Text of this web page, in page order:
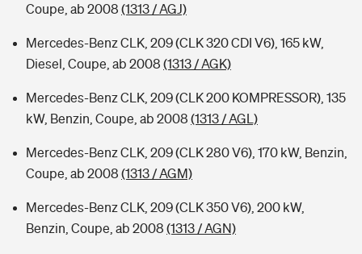
Coupe, ab 2008 (1313 / AGJ)
Mercedes-Benz CLK, 209 (CLK 320 CDI V6), 165 kW,
Diesel, Coupe, ab 2008 (1313 / AGK)
Mercedes-Benz CLK, 209 (CLK 200 KOMPRESSOR), 135
kW, Benzin, Coupe, ab 2008 (1313 / AGL)
Mercedes-Benz CLK, 209 (CLK 280 V6), 170 kW, Benzin,
Coupe, ab 2008 (1313 / AGM)
Mercedes-Benz CLK, 209 (CLK 350 V6), 200 kW,
Benzin, Coupe, ab 2008 (1313 / AGN)